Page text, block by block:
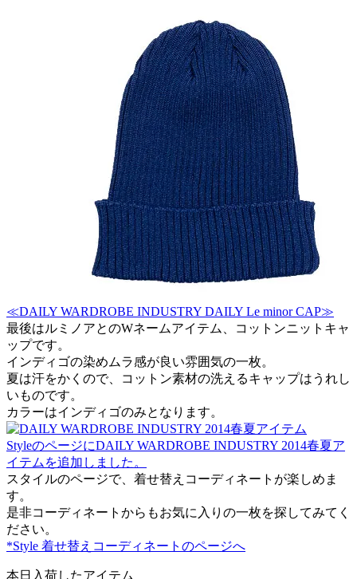
≪DAILY WARDROBE INDUSTRY DAILY Le minor CAP≫
最後はルミノアとのWネームアイテム、コットンニットキャ
ップです。
インディゴの染めムラ感が良い雰囲気の一枚。
夏は汗をかくので、コットン素材の洗えるキャップはうれし
いものです。
カラーはインディゴのみとなります。
StyleのページにDAILY WARDROBE INDUSTRY 2014春夏ア
イテムを追加しました。
スタイルのページで、着せ替えコーディネートが楽しめま
す。
是非コーディネートからもお気に入りの一枚を探してみてく
ださい。
*Style 着せ替えコーディネートのページへ
本日入荷したアイテム